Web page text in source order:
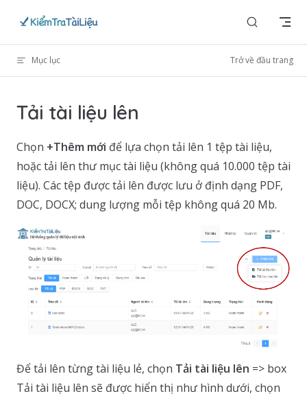
Skip to content
Mục lục Trở về đầu trang
Tải tài liệu lên
Chọn +Thêm mới để lựa chọn tải lên 1 tệp tài liệu,
hoặc tải lên thư mục tài liệu (không quá 10.000 tệp tài
liệu). Các tệp được tải lên được lưu ở định dạng PDF,
DOC, DOCX; dung lượng mỗi tệp không quá 20 Mb.
Để tải lên từng tài liệu lẻ, chọn Tải tài liệu lên => box
Tải tài liệu lên sẽ được hiển thị như hình dưới, chọn